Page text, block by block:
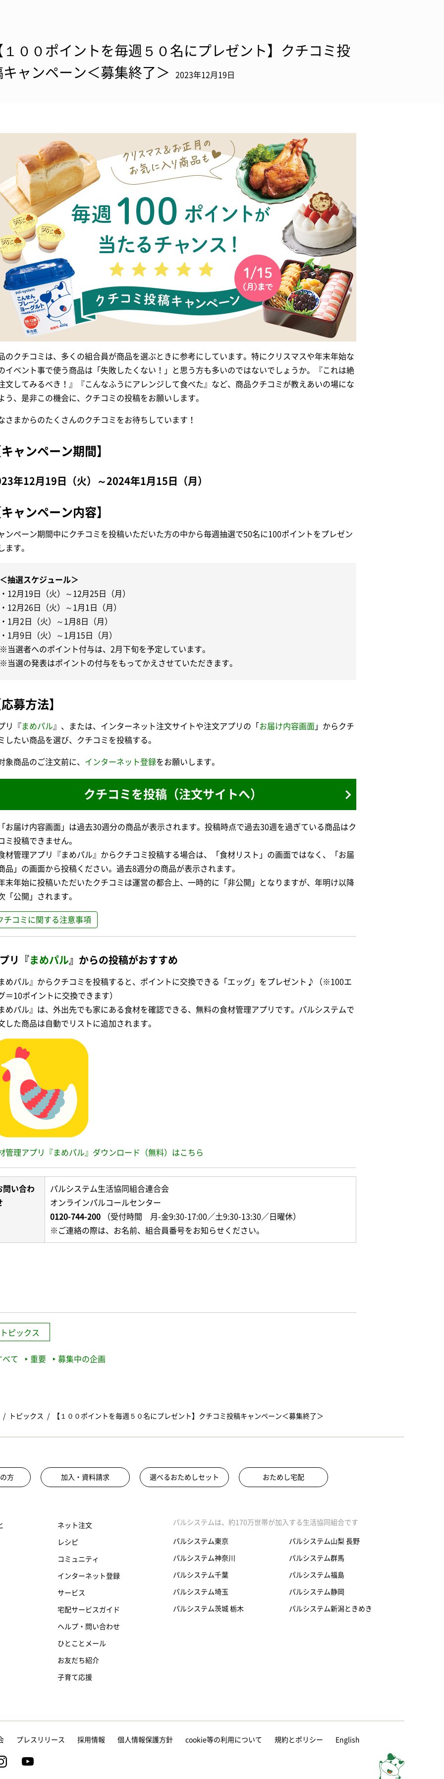
１００ポイントを毎週５０名にプレゼント】クチコミ投
キャンペーン＜募集終了＞
2023年12月19日
のクチコミは、多くの組合員が商品を選ぶときに参考にしています。特にクリスマスや年末年始な
イベント事で使う商品は「失敗したくない！」と思う方も多いのではないでしょうか。『これは絶
文してみるべき！』『こんなふうにアレンジして食べた』など、商品クチコミが教えあいの場にな
う、是非この機会に、クチコミの投稿をお願いします。
さまからのたくさんのクチコミをお待ちしています！
ャンペーン期間】
年12月19日（火）～2024年1月15日（月）
ャンペーン内容】
ンペーン期間中にクチコミを投稿いただいた方の中から毎週抽選で50名に100ポイントをプレゼン
ます。
＜抽選スケジュール＞
・12月19日（火）～12月25日（月）
・12月26日（火）～1月1日（月）
・1月2日（火）～1月8日（月）
・1月9日（火）～1月15日（月）
※当選者へのポイント付与は、2月下旬を予定しています。
※当選の発表はポイントの付与をもってかえさせていただきます。
募方法】
リ『まめパル 』、または、インターネット注文サイトや注文アプリの「 お届け内容画面 」からクチ
したい商品を選び、クチコミを投稿する。
象商品のご注文前に、 インターネット登録をお願いします。
クチコミを投稿（注文サイトへ）
お届け内容画面」は過去30週分の商品が表示されます。投稿時点で過去30週を過ぎている商品はク
ミ投稿できません。
材管理アプリ『まめパル』からクチコミ投稿する場合は、「食材リスト」の画面ではなく、「お届
品」の画面から投稿ください。過去8週分の商品が表示されます。
末年始に投稿いただいたクチコミは運営の都合上、一時的に「非公開」となりますが、年明け以降
「公開」されます。
チコミに関する注意事項
リ『まめパル 』からの投稿がおすすめ
めパル』からクチコミを投稿すると、ポイントに交換できる「エッグ」をプレゼント♪（※100エ
＝10ポイントに交換できます）
めパル』は、外出先でも家にある食材を確認できる、無料の食材管理アプリです。パルシステムで
した商品は自動でリストに追加されます。
管理アプリ『まめパル』ダウンロード（無料）はこちら
問い合わ
パルシステム生活協同組合連合会
オンラインパルコールセンター
0120-744-200 （受付時間 月-金9:30-17:00／土9:30-13:30／日曜休）
※ご連絡の際は、お名前、組合員番号をお知らせください。
トピックス
べて 重要 募集中の企画
トピックス 【１００ポイントを毎週５０名にプレゼント】クチコミ投稿キャンペーン＜募集終了＞
方 加入・資料請求 選べるおためしセット おためし宅配
ネット注文
レシピ
コミュニティ
インターネット登録
サービス
宅配サービスガイド
ヘルプ・問い合わせ
ひとことメール
お友だち紹介
子育て応援
パルシステムは、約170万世帯が加入する生活協同組合です
パルシステム東京
パルシステム神奈川
パルシステム千葉
パルシステム埼玉
パルシステム茨城 栃木
パルシステム山梨 長野
パルシステム群馬
パルシステム福島
パルシステム静岡
パルシステム新潟ときめき
プレスリリース 採用情報 個人情報保護方針 cookie等の利用について 規約とポリシー English